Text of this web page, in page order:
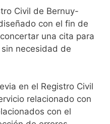
Civil de Bernuy-
con el fin de
una cita para
necesidad de
en el Registro Civil
relacionado con
con el